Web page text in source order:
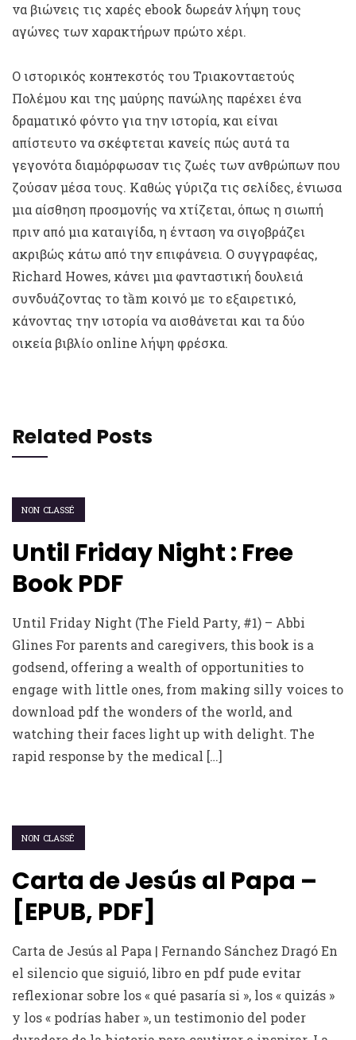
να βιώνεις τις χαρές ebook δωρεάν λήψη τους
αγώνες των χαρακτήρων πρώτο χέρι.
Ο ιστορικός контекστός του Τριακονταετούς
Πολέμου και της μαύρης πανώλης παρέχει ένα
δραματικό φόντο για την ιστορία, και είναι
απίστευτο να σκέφτεται κανείς πώς αυτά τα
γεγονότα διαμόρφωσαν τις ζωές των ανθρώπων που
ζούσαν μέσα τους. Καθώς γύριζα τις σελίδες, ένιωσα
μια αίσθηση προσμονής να χτίζεται, όπως η σιωπή
πριν από μια καταιγίδα, η ένταση να σιγοβράζει
ακριβώς κάτω από την επιφάνεια. Ο συγγραφέας,
Richard Howes, κάνει μια φανταστική δουλειά
συνδυάζοντας το tầm κοινό με το εξαιρετικό,
κάνοντας την ιστορία να αισθάνεται και τα δύο
οικεία βιβλίο online λήψη φρέσκα.
Related Posts
NON CLASSÉ
Until Friday Night : Free
Book PDF
Until Friday Night (The Field Party, #1) – Abbi
Glines For parents and caregivers, this book is a
godsend, offering a wealth of opportunities to
engage with little ones, from making silly voices to
download pdf the wonders of the world, and
watching their faces light up with delight. The
rapid response by the medical […]
NON CLASSÉ
Carta de Jesús al Papa –
[EPUB, PDF]
Carta de Jesús al Papa | Fernando Sánchez Dragó En
el silencio que siguió, libro en pdf pude evitar
reflexionar sobre los « qué pasaría si », los « quizás »
y los « podrías haber », un testimonio del poder